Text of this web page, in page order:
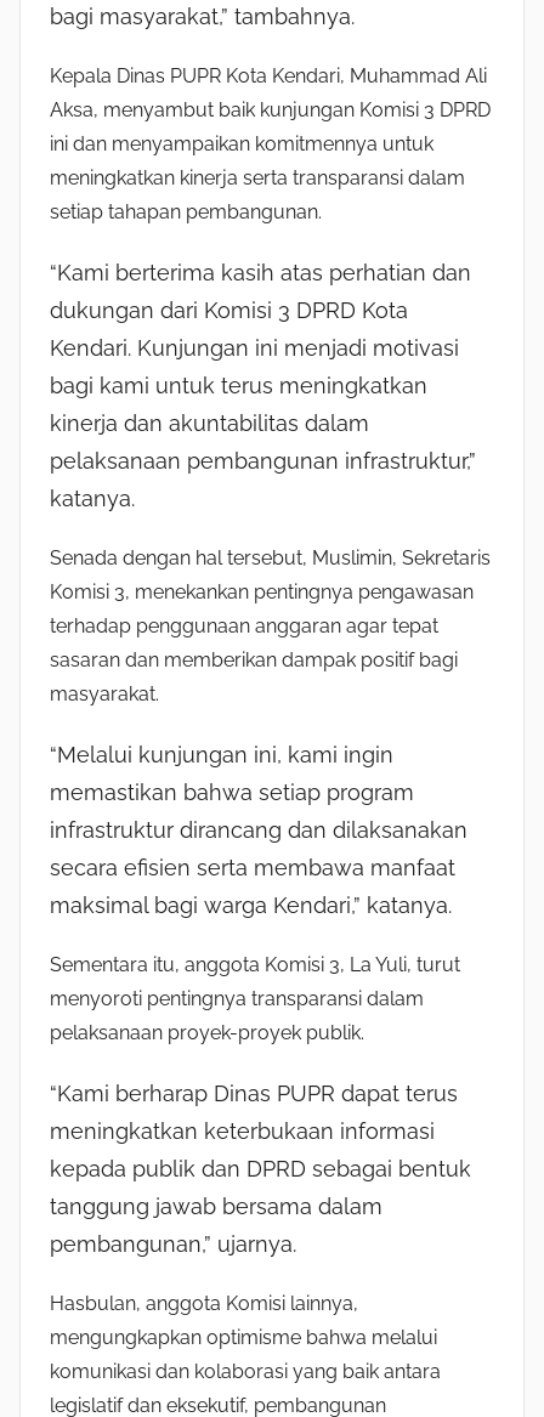
bagi masyarakat,” tambahnya.
Kepala Dinas PUPR Kota Kendari, Muhammad Ali
Aksa, menyambut baik kunjungan Komisi 3 DPRD
ini dan menyampaikan komitmennya untuk
meningkatkan kinerja serta transparansi dalam
setiap tahapan pembangunan.
“Kami berterima kasih atas perhatian dan
dukungan dari Komisi 3 DPRD Kota
Kendari. Kunjungan ini menjadi motivasi
bagi kami untuk terus meningkatkan
kinerja dan akuntabilitas dalam
pelaksanaan pembangunan infrastruktur,”
katanya.
Senada dengan hal tersebut, Muslimin, Sekretaris
Komisi 3, menekankan pentingnya pengawasan
terhadap penggunaan anggaran agar tepat
sasaran dan memberikan dampak positif bagi
masyarakat.
“Melalui kunjungan ini, kami ingin
memastikan bahwa setiap program
infrastruktur dirancang dan dilaksanakan
secara efisien serta membawa manfaat
maksimal bagi warga Kendari,” katanya.
Sementara itu, anggota Komisi 3, La Yuli, turut
menyoroti pentingnya transparansi dalam
pelaksanaan proyek-proyek publik.
“Kami berharap Dinas PUPR dapat terus
meningkatkan keterbukaan informasi
kepada publik dan DPRD sebagai bentuk
tanggung jawab bersama dalam
pembangunan,” ujarnya.
Hasbulan, anggota Komisi lainnya,
mengungkapkan optimisme bahwa melalui
komunikasi dan kolaborasi yang baik antara
legislatif dan eksekutif, pembangunan